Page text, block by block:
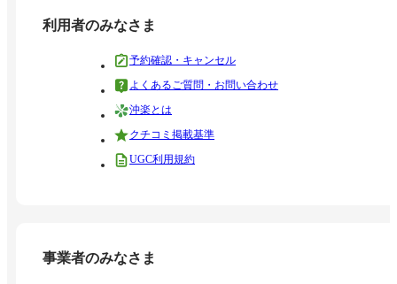
利用者のみなさま
予約確認・キャンセル
よくあるご質問・お問い合わせ
沖楽とは
クチコミ掲載基準
UGC利用規約
事業者のみなさま